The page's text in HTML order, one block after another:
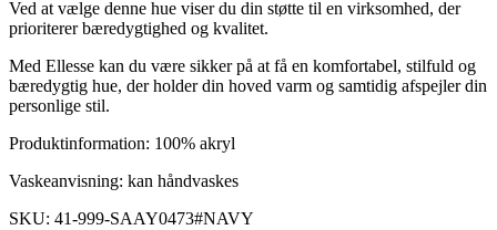
Ved at vælge denne hue viser du din støtte til en virksomhed, der
prioriterer bæredygtighed og kvalitet.
Med Ellesse kan du være sikker på at få en komfortabel, stilfuld og
bæredygtig hue, der holder din hoved varm og samtidig afspejler din
personlige stil.
Produktinformation: 100% akryl
Vaskeanvisning: kan håndvaskes
SKU: 41-999-SAAY0473#NAVY